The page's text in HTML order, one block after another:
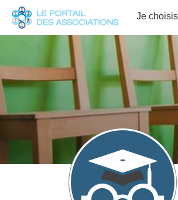
Je
Panneau de gestion des cookies